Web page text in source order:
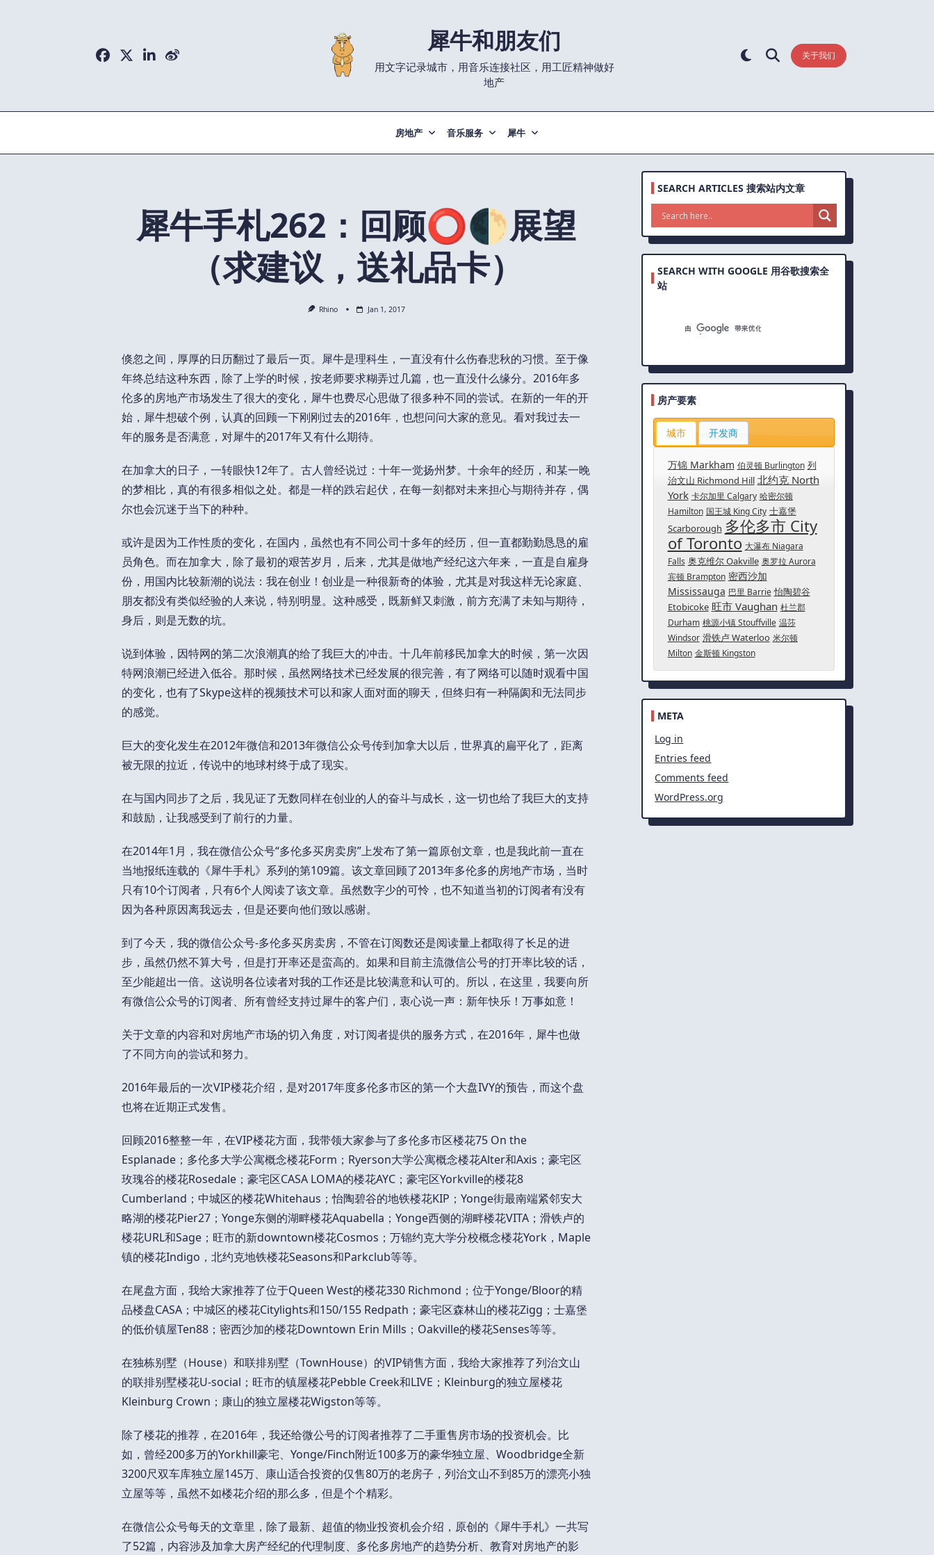
犀牛和朋友们
用文字记录城市，用音乐连接社区，用工匠精神做好
地产
关于我们
房地产 音乐服务 犀牛
犀牛手札262：回顾⭕️🌓展望
（求建议，送礼品卡）
Rhino Jan 1, 2017
倏忽之间，厚厚的日历翻过了最后一页。犀牛是理科生，一直没有什么伤春悲秋的习惯。至于像
年终总结这种东西，除了上学的时候，按老师要求糊弄过几篇，也一直没什么缘分。2016年多
伦多的房地产市场发生了很大的变化，犀牛也费尽心思做了很多种不同的尝试。在新的一年的开
始，犀牛想破个例，认真的回顾一下刚刚过去的2016年，也想问问大家的意见。看对我过去一
年的服务是否满意，对犀牛的2017年又有什么期待。
在加拿大的日子，一转眼快12年了。古人曾经说过：十年一觉扬州梦。十余年的经历，和某一晚
的梦相比，真的有很多相似之处。都是一样的跌宕起伏，在每一刻都对未来担心与期待并存，偶
尔也会沉迷于当下的种种。
或许是因为工作性质的变化，在国内，虽然也有不同公司十多年的经历，但一直都勤勤恳恳的雇
员角色。而在加拿大，除了最初的艰苦岁月，后来，尤其是做地产经纪这六年来，一直是自雇身
份，用国内比较新潮的说法：我在创业！创业是一种很新奇的体验，尤其是对我这样无论家庭、
朋友都没有类似经验的人来说，特别明显。这种感受，既新鲜又刺激，前方充满了未知与期待，
身后，则是无数的坑。
说到体验，因特网的第二次浪潮真的给了我巨大的冲击。十几年前移民加拿大的时候，第一次因
特网浪潮已经进入低谷。那时候，虽然网络技术已经发展的很完善，有了网络可以随时观看中国
的变化，也有了Skype这样的视频技术可以和家人面对面的聊天，但终归有一种隔阂和无法同步
的感觉。
巨大的变化发生在2012年微信和2013年微信公众号传到加拿大以后，世界真的扁平化了，距离
被无限的拉近，传说中的地球村终于成了现实。
在与国内同步了之后，我见证了无数同样在创业的人的奋斗与成长，这一切也给了我巨大的支持
和鼓励，让我感受到了前行的力量。
在2014年1月，我在微信公众号“多伦多买房卖房”上发布了第一篇原创文章，也是我此前一直在
当地报纸连载的《犀牛手札》系列的第109篇。该文章回顾了2013年多伦多的房地产市场，当时
只有10个订阅者，只有6个人阅读了该文章。虽然数字少的可怜，也不知道当初的订阅者有没有
因为各种原因离我远去，但是还要向他们致以感谢。
到了今天，我的微信公众号-多伦多买房卖房，不管在订阅数还是阅读量上都取得了长足的进
步，虽然仍然不算大号，但是打开率还是蛮高的。如果和目前主流微信公号的打开率比较的话，
至少能超出一倍。这说明各位读者对我的工作还是比较满意和认可的。所以，在这里，我要向所
有微信公众号的订阅者、所有曾经支持过犀牛的客户们，衷心说一声：新年快乐！万事如意！
关于文章的内容和对房地产市场的切入角度，对订阅者提供的服务方式，在2016年，犀牛也做
了不同方向的尝试和努力。
2016年最后的一次VIP楼花介绍，是对2017年度多伦多市区的第一个大盘IVY的预告，而这个盘
也将在近期正式发售。
回顾2016整整一年，在VIP楼花方面，我带领大家参与了多伦多市区楼花75 On the
Esplanade；多伦多大学公寓概念楼花Form；Ryerson大学公寓概念楼花Alter和Axis；豪宅区
玫瑰谷的楼花Rosedale；豪宅区CASA LOMA的楼花AYC；豪宅区Yorkville的楼花8
Cumberland；中城区的楼花Whitehaus；怡陶碧谷的地铁楼花KIP；Yonge街最南端紧邻安大
略湖的楼花Pier27；Yonge东侧的湖畔楼花Aquabella；Yonge西侧的湖畔楼花VITA；滑铁卢的
楼花URL和Sage；旺市的新downtown楼花Cosmos；万锦约克大学分校概念楼花York，Maple
镇的楼花Indigo，北约克地铁楼花Seasons和Parkclub等等。
在尾盘方面，我给大家推荐了位于Queen West的楼花330 Richmond；位于Yonge/Bloor的精
品楼盘CASA；中城区的楼花Citylights和150/155 Redpath；豪宅区森林山的楼花Zigg；士嘉堡
的低价镇屋Ten88；密西沙加的楼花Downtown Erin Mills；Oakville的楼花Senses等等。
在独栋别墅（House）和联排别墅（TownHouse）的VIP销售方面，我给大家推荐了列治文山
的联排别墅楼花U-social；旺市的镇屋楼花Pebble Creek和LIVE；Kleinburg的独立屋楼花
Kleinburg Crown；康山的独立屋楼花Wigston等等。
除了楼花的推荐，在2016年，我还给微公号的订阅者推荐了二手重售房市场的投资机会。比
如，曾经200多万的Yorkhill豪宅、Yonge/Finch附近100多万的豪华独立屋、Woodbridge全新
3200尺双车库独立屋145万、康山适合投资的仅售80万的老房子，列治文山不到85万的漂亮小独
立屋等等，虽然不如楼花介绍的那么多，但是个个精彩。
在微信公众号每天的文章里，除了最新、超值的物业投资机会介绍，原创的《犀牛手札》一共写
了52篇，内容涉及加拿大房产经纪的代理制度、多伦多房地产的趋势分析、教育对房地产的影
SEARCH ARTICLES 搜索站内文章
SEARCH WITH GOOGLE 用谷歌搜索全
站
房产要素
城市 开发商
万锦 Markham 伯灵顿 Burlington 列
治文山 Richmond Hill 北约克 North
York 卡尔加里 Calgary 哈密尔顿
Hamilton 国王城 King City 士嘉堡
Scarborough 多伦多市 City
of Toronto 大瀑布 Niagara
Falls 奥克维尔 Oakville 奥罗拉 Aurora
宾顿 Brampton 密西沙加
Mississauga 巴里 Barrie 怡陶碧谷
Etobicoke 旺市 Vaughan 杜兰郡
Durham 桃源小镇 Stouffville 温莎
Windsor 滑铁卢 Waterloo 米尔顿
Milton 金斯顿 Kingston
META
Log in
Entries feed
Comments feed
WordPress.org